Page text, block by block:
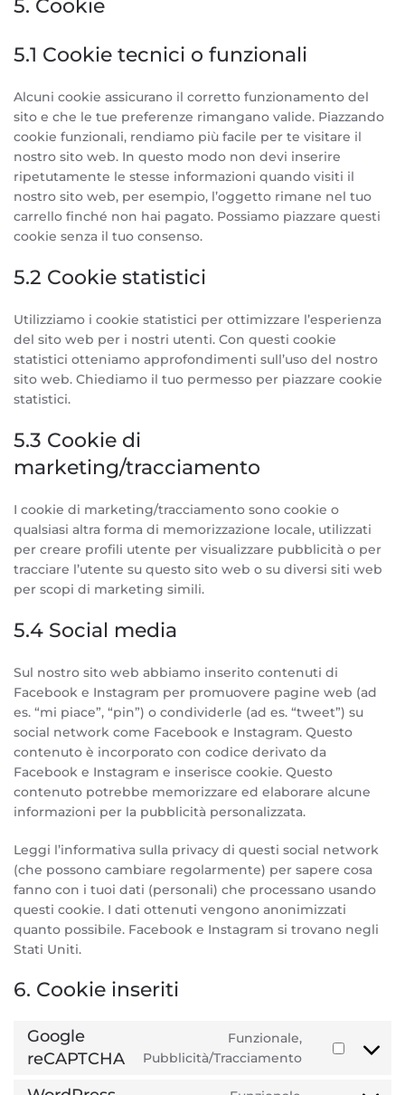
5. Cookie
5.1 Cookie tecnici o funzionali
Alcuni cookie assicurano il corretto funzionamento del
sito e che le tue preferenze rimangano valide. Piazzando
cookie funzionali, rendiamo più facile per te visitare il
nostro sito web. In questo modo non devi inserire
ripetutamente le stesse informazioni quando visiti il
nostro sito web, per esempio, l’oggetto rimane nel tuo
carrello finché non hai pagato. Possiamo piazzare questi
cookie senza il tuo consenso.
5.2 Cookie statistici
Utilizziamo i cookie statistici per ottimizzare l’esperienza
del sito web per i nostri utenti. Con questi cookie
statistici otteniamo approfondimenti sull’uso del nostro
sito web. Chiediamo il tuo permesso per piazzare cookie
statistici.
5.3 Cookie di
marketing/tracciamento
I cookie di marketing/tracciamento sono cookie o
qualsiasi altra forma di memorizzazione locale, utilizzati
per creare profili utente per visualizzare pubblicità o per
tracciare l’utente su questo sito web o su diversi siti web
per scopi di marketing simili.
5.4 Social media
Sul nostro sito web abbiamo inserito contenuti di
Facebook e Instagram per promuovere pagine web (ad
es. “mi piace”, “pin”) o condividerle (ad es. “tweet”) su
social network come Facebook e Instagram. Questo
contenuto è incorporato con codice derivato da
Facebook e Instagram e inserisce cookie. Questo
contenuto potrebbe memorizzare ed elaborare alcune
informazioni per la pubblicità personalizzata.
Leggi l’informativa sulla privacy di questi social network
(che possono cambiare regolarmente) per sapere cosa
fanno con i tuoi dati (personali) che processano usando
questi cookie. I dati ottenuti vengono anonimizzati
quanto possibile. Facebook e Instagram si trovano negli
Stati Uniti.
6. Cookie inseriti
Google
reCAPTCHA
Funzionale,
Pubblicità/Tracciamento
Consent